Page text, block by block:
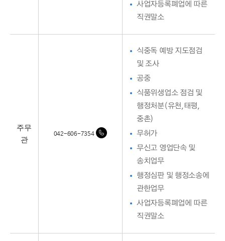
사업자등록폐업에 따른
직권말소
주무
관
042-606-7354
식중독 예방 지도점검
및 조사
공중
식품위생업소 점검 및
행정처분(유천,태평,
중촌)
무허가
무신고 영업단속 및
송치업무
행정심판 및 행정소송에
관한업무
사업자등록폐업에 따른
직권말소